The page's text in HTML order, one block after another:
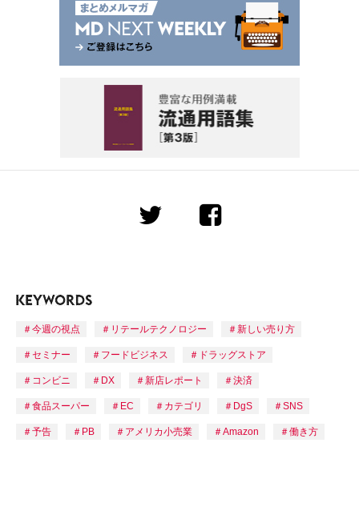
今週の視点 リテールテクノロジー 新しい売り方
セミナー フードビジネス ドラッグストア
コンビニ DX 新店レポート 決済
食品スーパー EC カテゴリ DgS SNS
予告 PB アメリカ小売業 Amazon 働き方